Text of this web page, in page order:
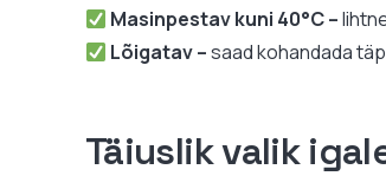
Masinpestav kuni 40°C –
Lõigatav –saad kohandada
Täiuslik valik